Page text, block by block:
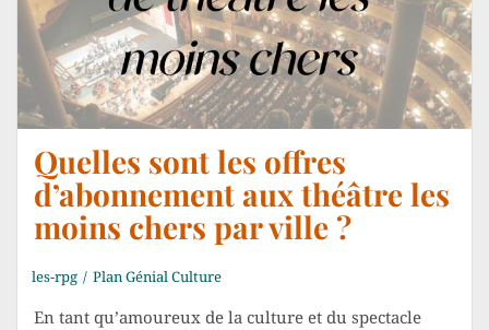
Quelles sont les offres
d’abonnement aux théâtre les
moins chers par ville ?
les-rpg Plan Génial Culture
En tant qu’amoureux de la culture et du spectacle